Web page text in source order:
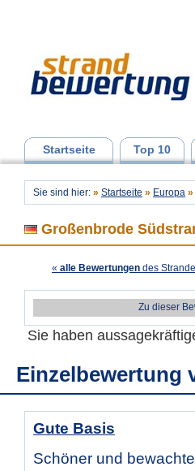
Startseite Top 10
Sie sind hier: » Startseite » Europa »
Großenbrode
« alle Bewertungen des
Zu dieser
Sie haben
Einzelbewertung
Gute Basis
Schöner und